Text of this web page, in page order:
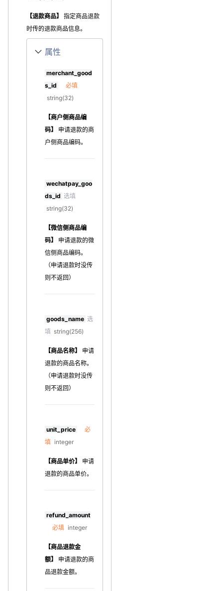
【退款商品】
指定商品退款
时传的退款商品信息。
属性
merchant_good
s_id
必填
string(32)
【商户侧商品编
码】
申请退款的商
户侧商品编码。
wechatpay_goo
ds_id 选填
string(32)
【微信侧商品编
码】
申请退款的微
信侧商品编码。
（申请退款时没传
则不返回）
goods_name 选
填 string(256)
【商品名称】
申请
退款的商品名称。
（申请退款时没传
则不返回）
unit_price
必
填 integer
【商品单价】
申请
退款的商品单价。
refund_amount
必填 integer
【商品退款金
额】
申请退款的商
品退款金额。